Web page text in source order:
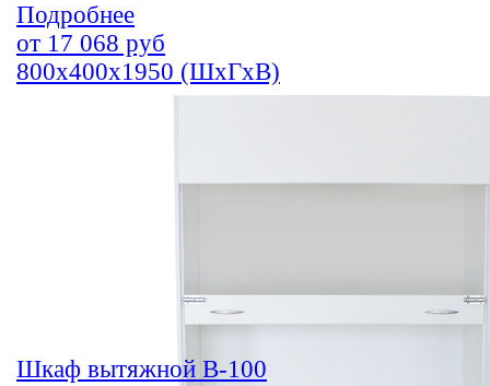
Подробнее
от 17 068 руб
800х400х1950 (ШхГхВ)
Шкаф вытяжной В-100